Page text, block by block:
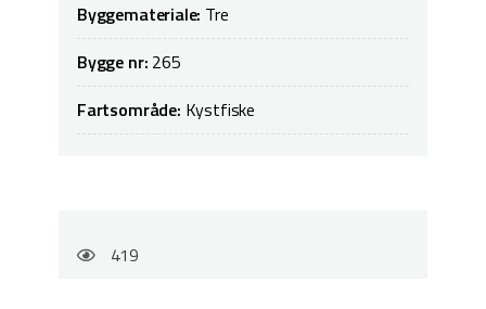
Byggemateriale: Tre
Bygge nr: 265
Fartsområde: Kystfiske
419